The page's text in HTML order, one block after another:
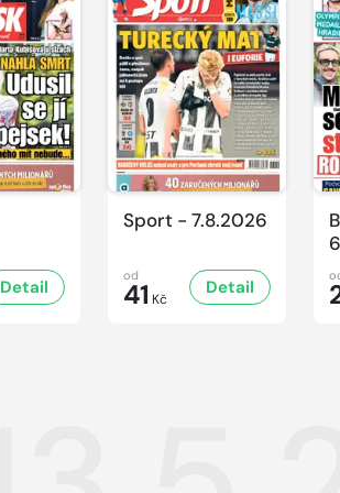
Detail
Sport - 7.8.2026
od
41 Kč
Detail